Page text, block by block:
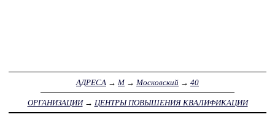
АДРЕСА → М→ Московский → 40
ОРГАНИЗАЦИИ→ ЦЕНТРЫ ПОВЫШЕНИЯ КВАЛИФИКАЦИИ